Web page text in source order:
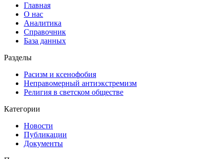
Главная
О нас
Аналитика
Справочник
База данных
Разделы
Расизм и ксенофобия
Неправомерный антиэкстремизм
Религия в светском обществе
Категории
Новости
Публикации
Документы